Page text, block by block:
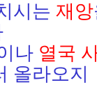
시는 재앙
나 열국
올라오지